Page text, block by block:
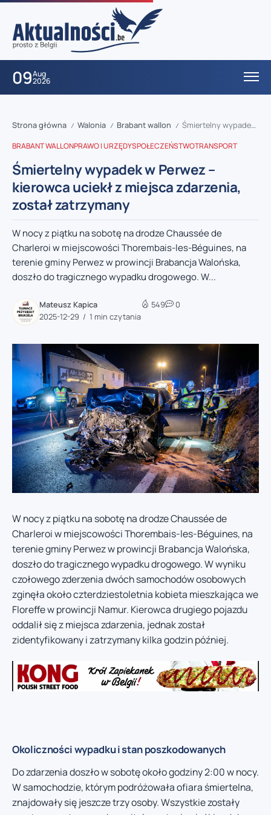
09Aug
2026
Strona główna / Walonia / Brabant wallon / Śmiertelny wypadek w Perwez – kierowca uciekł z miejsca zdarzenia, został zatrzymany
BRABANT WALLONPRAWO I URZĘDYSPOŁECZEŃSTWOTRANSPORT
Śmiertelny wypadek w Perwez –
kierowca uciekł z miejsca zdarzenia,
został zatrzymany
W nocy z piątku na sobotę na drodze Chaussée de
Charleroi w miejscowości Thorembais-les-Béguines, na
terenie gminy Perwez w prowincji Brabancja Walońska,
doszło do tragicznego wypadku drogowego. W...
Mateusz Kapica
2025-12-29
1 min czytania
549 0
W nocy z piątku na sobotę na drodze Chaussée de
Charleroi w miejscowości Thorembais-les-Béguines, na
terenie gminy Perwez w prowincji Brabancja Walońska,
doszło do tragicznego wypadku drogowego. W wyniku
czołowego zderzenia dwóch samochodów osobowych
zginęła około czterdziestoletnia kobieta mieszkająca we
Floreffe w prowincji Namur. Kierowca drugiego pojazdu
oddalił się z miejsca zdarzenia, jednak został
zidentyfikowany i zatrzymany kilka godzin później.
Okoliczności wypadku i stan poszkodowanych
Do zdarzenia doszło w sobotę około godziny 2:00 w nocy.
W samochodzie, którym podróżowała ofiara śmiertelna,
znajdowały się jeszcze trzy osoby. Wszystkie zostały